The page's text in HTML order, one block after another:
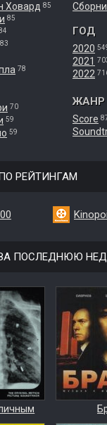
Ховард 85
85
83
78
70
59
59
ГОД
2020
2021
2022
ЖАНР
Score
РЕЙТИНГАМ
ПОСЛЕДНЮЮ